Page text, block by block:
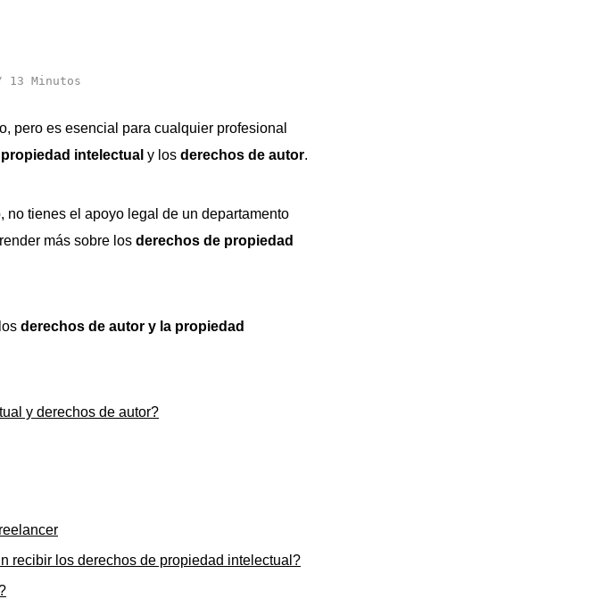
13 Minutos
pero es esencial para cualquier profesional
propiedad intelectual y los derechos de autor.
no tienes el apoyo legal de un departamento
más sobre los derechos de propiedad
derechos de autor y la propiedad
y derechos de autor?
recibir los derechos de propiedad intelectual?